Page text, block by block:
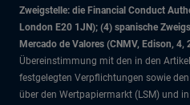
Zweigstelle: die Financial Conduct
London E20 1JN); (4) spanische
Mercado de Valores (CNMV, Edison,
Übereinstimmung mit den in den
festgelegten Verpflichtungen sowie
über den Wertpapiermarkt (LSM) und